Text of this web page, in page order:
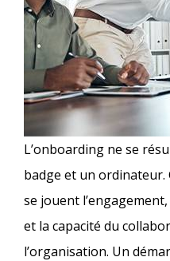
L’onboarding ne se
badge et un ordinateur.
se jouent
et la capacité du
l’organisation. Un